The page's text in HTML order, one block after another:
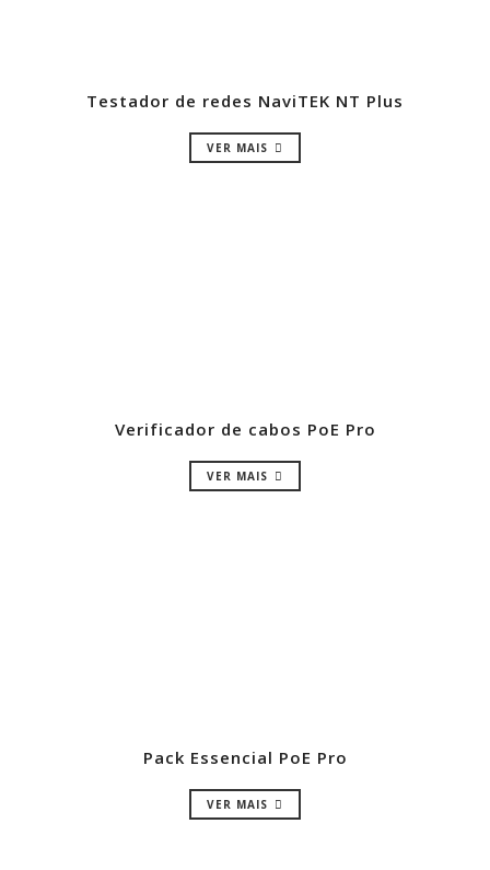
Testador de redes NaviTEK NT Plus
VER MAIS
Verificador de cabos PoE Pro
VER MAIS
Pack Essencial PoE Pro
VER MAIS